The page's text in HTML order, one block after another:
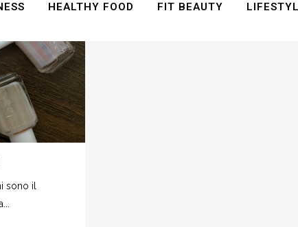
HEALTHY FOOD FIT BEAUTY
sono il